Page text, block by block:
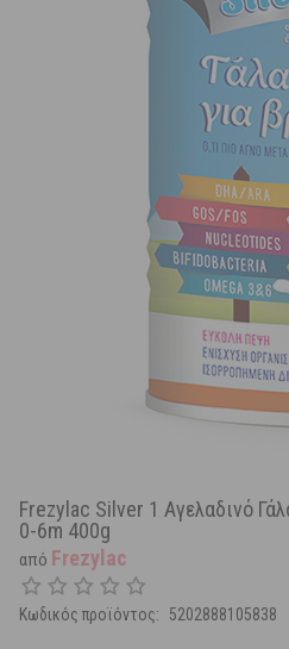
Frezylac Silver 1 Αγελαδινό
0-6m 400g
από Frezylac
Κωδικός προϊόντος: 5202888105838